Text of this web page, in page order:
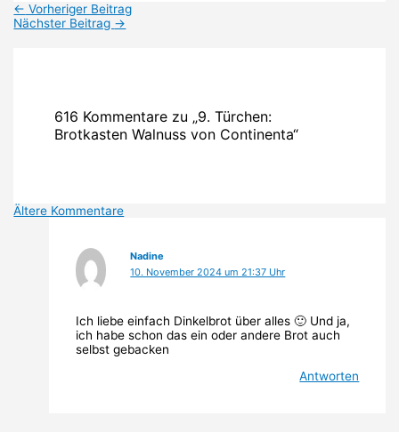
← Vorheriger Beitrag
Nächster Beitrag →
616 Kommentare zu „9. Türchen:
Brotkasten Walnuss von Continenta“
Neuere
Ältere Kommentare
Nadine
10. November 2024 um 21:37 Uhr
Ich liebe einfach Dinkelbrot über alles 🙂 Und ja,
ich habe schon das ein oder andere Brot auch
selbst gebacken
Antworten